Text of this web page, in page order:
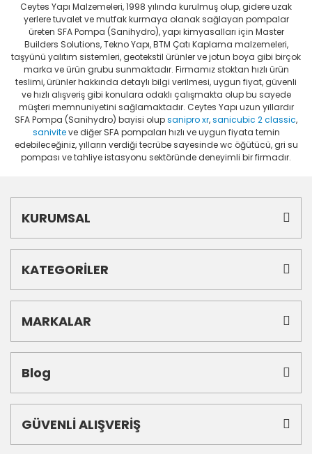
Ceytes Yapı Malzemeleri, 1998 yılında kurulmuş olup, gidere uzak
yerlere tuvalet ve mutfak kurmaya olanak sağlayan pompalar
üreten SFA Pompa (Sanihydro), yapı kimyasalları için Master
Builders Solutions, Tekno Yapı, BTM Çatı Kaplama malzemeleri,
taşyünü yalıtım sistemleri, geotekstil ürünler ve jotun boya gibi birçok
marka ve ürün grubu sunmaktadır. Firmamız stoktan hızlı ürün
teslimi, ürünler hakkında detaylı bilgi verilmesi, uygun fiyat, güvenli
ve hızlı alışveriş gibi konulara odaklı çalışmakta olup bu sayede
müşteri memnuniyetini sağlamaktadır. Ceytes Yapı uzun yıllardır
SFA Pompa (Sanihydro) bayisi olupsanipro xr,sanicubic 2 classic,
saniviteve diğer SFA pompaları hızlı ve uygun fiyata temin
edebileceğiniz, yılların verdiği tecrübe sayesinde wc öğütücü, gri su
pompası ve tahliye istasyonu sektöründe deneyimli bir firmadır.
KURUMSAL
KATEGORİLER
MARKALAR
Blog
GÜVENLİ ALIŞVERİŞ